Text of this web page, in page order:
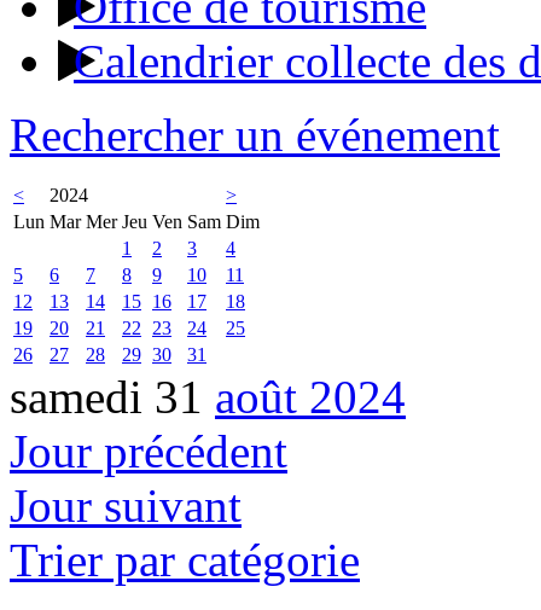
Calendrier collecte des
Rechercher un événement
< 2024
>
Lun Mar Mer Jeu Ven Sam Dim
1
2 3
4
5
6 7 8 9 10
11
12
13 14 15 16 17
18
19
20 21 22 23 24
25
26
27 28 29 30 31
samedi 31 août 2024
Jour précédent
Jour suivant
Trier par catégorie